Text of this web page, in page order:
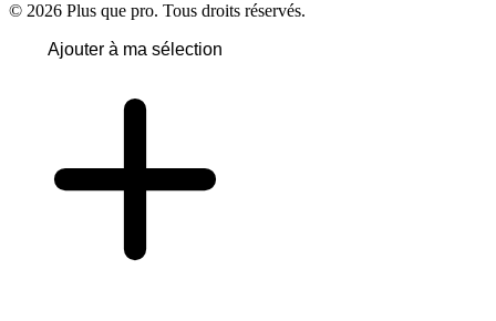
© 2026 Plus que pro. Tous droits réservés.
Ajouter à ma sélection